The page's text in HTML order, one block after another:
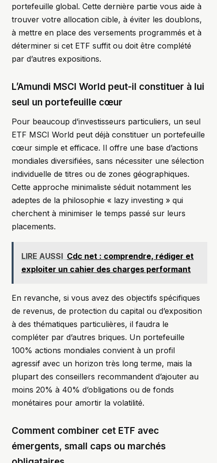
portefeuille global. Cette dernière partie vous aide à
trouver votre allocation cible, à éviter les doublons,
à mettre en place des versements programmés et à
déterminer si cet ETF suffit ou doit être complété
par d’autres expositions.
L’Amundi MSCI World peut-il constituer à lui
seul un portefeuille cœur
Pour beaucoup d’investisseurs particuliers, un seul
ETF MSCI World peut déjà constituer un portefeuille
cœur simple et efficace. Il offre une base d’actions
mondiales diversifiées, sans nécessiter une sélection
individuelle de titres ou de zones géographiques.
Cette approche minimaliste séduit notamment les
adeptes de la philosophie « lazy investing » qui
cherchent à minimiser le temps passé sur leurs
placements.
LIRE AUSSI Cdc net : comprendre, rédiger et
exploiter un cahier des charges performant
En revanche, si vous avez des objectifs spécifiques
de revenus, de protection du capital ou d’exposition
à des thématiques particulières, il faudra le
compléter par d’autres briques. Un portefeuille
100% actions mondiales convient à un profil
agressif avec un horizon très long terme, mais la
plupart des conseillers recommandent d’ajouter au
moins 20% à 40% d’obligations ou de fonds
monétaires pour amortir la volatilité.
Comment combiner cet ETF avec
émergents, small caps ou marchés